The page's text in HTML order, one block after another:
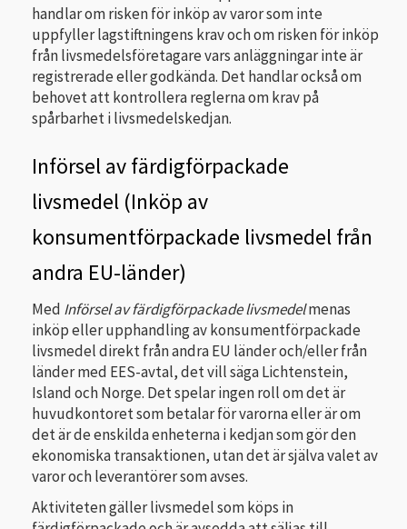
handlar om risken för inköp av varor som inte
uppfyller lagstiftningens krav och om risken för inköp
från livsmedelsföretagare vars anläggningar inte är
registrerade eller godkända. Det handlar också om
behovet att kontrollera reglerna om krav på
spårbarhet i livsmedelskedjan.
Införsel av färdigförpackade
livsmedel (Inköp av
konsumentförpackade livsmedel från
andra EU-länder)
Med Införsel av färdigförpackade livsmedelmenas
inköp eller upphandling av konsumentförpackade
livsmedel direkt från andra EU länder och/eller från
länder med EES-avtal, det vill säga Lichtenstein,
Island och Norge. Det spelar ingen roll om det är
huvudkontoret som betalar för varorna eller är om
det är de enskilda enheterna i kedjan som gör den
ekonomiska transaktionen, utan det är själva valet av
varor och leverantörer som avses.
Aktiviteten gäller livsmedel som köps in